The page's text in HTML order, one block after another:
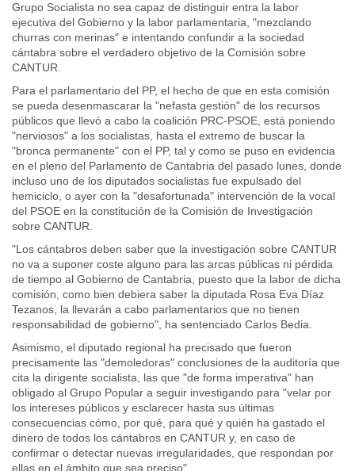
Grupo Socialista no sea capaz de distinguir entra la labor
ejecutiva del Gobierno y la labor parlamentaria, "mezclando
churras con merinas" e intentando confundir a la sociedad
cántabra sobre el verdadero objetivo de la Comisión sobre
CANTUR.
Para el parlamentario del PP, el hecho de que en esta comisión
se pueda desenmascarar la "nefasta gestión" de los recursos
públicos que llevó a cabo la coalición PRC-PSOE, está poniendo
"nerviosos" a los socialistas, hasta el extremo de buscar la
"bronca permanente" con el PP, tal y como se puso en evidencia
en el pleno del Parlamento de Cantabria del pasado lunes, donde
incluso uno de los diputados socialistas fue expulsado del
hemiciclo, o ayer con la "desafortunada" intervención de la vocal
del PSOE en la constitución de la Comisión de Investigación
sobre CANTUR.
"Los cántabros deben saber que la investigación sobre CANTUR
no va a suponer coste alguno para las arcas públicas ni pérdida
de tiempo al Gobierno de Cantabria, puesto que la labor de dicha
comisión, como bien debiera saber la diputada Rosa Eva Díaz
Tezanos, la llevarán a cabo parlamentarios que no tienen
responsabilidad de gobierno", ha sentenciado Carlos Bedia.
Asimismo, el diputado regional ha precisado que fueron
precisamente las "demoledoras" conclusiones de la auditoría que
cita la dirigente socialista, las que "de forma imperativa" han
obligado al Grupo Popular a seguir investigando para "velar por
los intereses públicos y esclarecer hasta sus últimas
consecuencias cómo, por qué, para qué y quién ha gastado el
dinero de todos los cántabros en CANTUR y, en caso de
confirmar o detectar nuevas irregularidades, que respondan por
ellas en el ámbito que sea preciso".